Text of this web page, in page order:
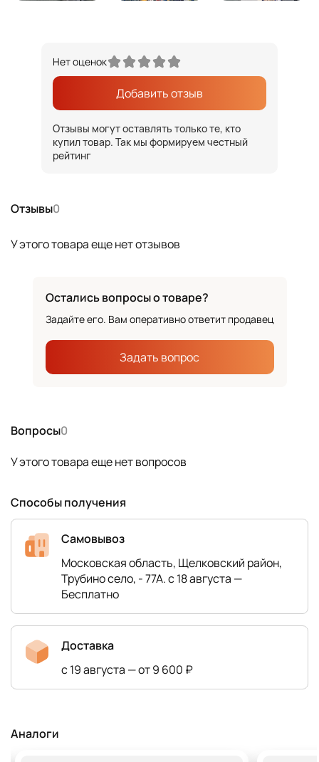
Отзывы0
У этого товара еще нет отзывов
Нет оценок
Добавить отзыв
Отзывы могут оставлять только те, кто
купил товар. Так мы формируем честный
рейтинг
Вопросы0
У этого товара еще нет вопросов
Способы получения
Самовывоз
Московская область, Щелковский район,
Трубино село, - 77А. с 18 августа —
Бесплатно
Доставка
с 19 августа — от 9 600 ₽
Остались вопросы о товаре?
Задайте его. Вам оперативно ответит продавец
Задать вопрос
Аналоги